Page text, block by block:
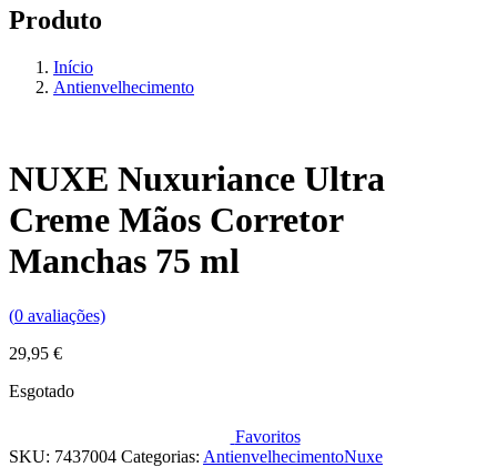
Produto
Início
Antienvelhecimento
NUXE Nuxuriance Ultra
Creme Mãos Corretor
Manchas 75 ml
(0 avaliações)
29,95 €
Esgotado
Favoritos
SKU: 7437004 Categorias: AntienvelhecimentoNuxe